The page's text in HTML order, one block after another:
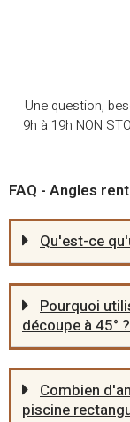
Une question,
9h à 19h NON
FAQ - Angles
Qu'est-ce
Pourquoi
découpe à 45° ?
Combien
piscine